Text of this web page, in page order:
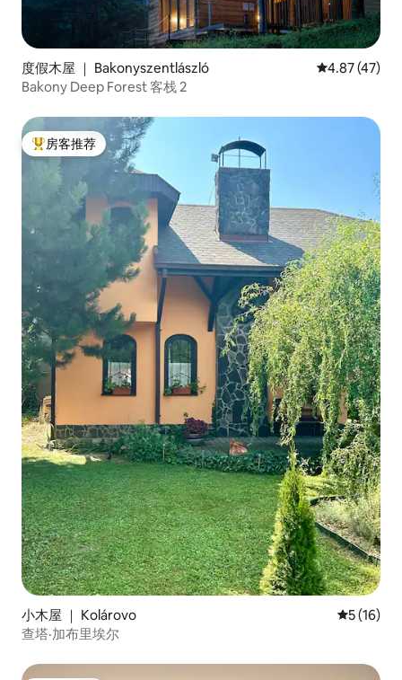
度假木屋 ｜ Bakonyszentlászló 平均评分
4.87 (47)
Bakony Deep Forest 客栈 2
热门「房客推荐」
房客推荐
小木屋 ｜ Kolárovo 平均评分
5 (16)
查塔·加布里埃尔